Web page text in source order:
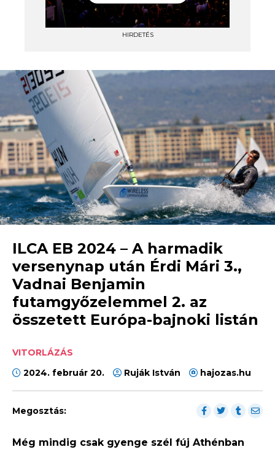
HIRDETÉS
ILCA EB 2024 – A harmadik
versenynap után Érdi Mári 3.,
Vadnai Benjamin
futamgyőzelemmel 2. az
összetett Európa-bajnoki listán
VITORLÁZÁS
2024. február 20.
Ruják István hajozas.hu
Megosztás:
Még mindig csak gyenge szél fúj Athénban